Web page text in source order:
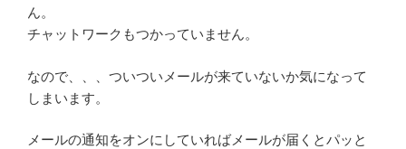
ん。
チャットワークもつかっていません。
なので、、、ついついメールが来ていないか気になって
しまいます。
メールの通知をオンにしていればメールが届くとパッと